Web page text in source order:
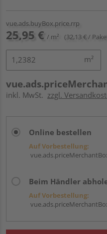
vue.ads.buyBox.price.rrp
25,95 € / m² (32,13 € /
m²
inkl. MwSt. zzgl.
Online bestellen
Auf Vorbestellung:
Beim Händler
Auf Vorbestellung: